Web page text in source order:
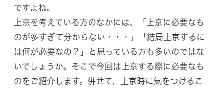
ですよね。
上京を考えている方のなかには、「上京に必要なも
のが多すぎて分からない・・・」「結局上京するに
は何が必要なの？」と思っている方も多いのではな
いでしょうか。そこで今回は上京する際に必要なも
のをご紹介します。併せて、上京時に気をつけるこ